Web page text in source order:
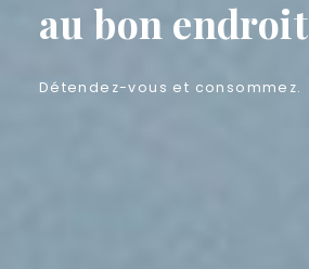
au bon endroit
Détendez-vous et consommez.